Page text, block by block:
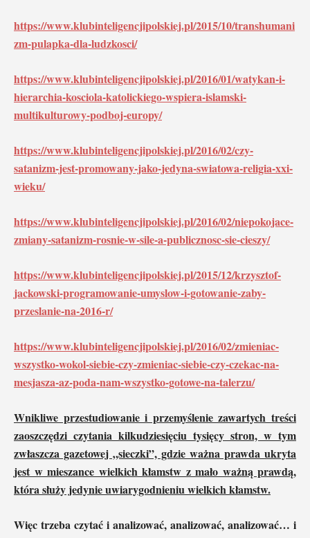
https://www.klubinteligencjipolskiej.pl/2015/10/transhumani
zm-pulapka-dla-ludzkosci/
https://www.klubinteligencjipolskiej.pl/2016/01/watykan-i-
hierarchia-kosciola-katolickiego-wspiera-islamski-
multikulturowy-podboj-europy/
https://www.klubinteligencjipolskiej.pl/2016/02/czy-
satanizm-jest-promowany-jako-jedyna-swiatowa-religia-xxi-
wieku/
https://www.klubinteligencjipolskiej.pl/2016/02/niepokojace-
zmiany-satanizm-rosnie-w-sile-a-publicznosc-sie-cieszy/
https://www.klubinteligencjipolskiej.pl/2015/12/krzysztof-
jackowski-programowanie-umyslow-i-gotowanie-zaby-
przeslanie-na-2016-r/
https://www.klubinteligencjipolskiej.pl/2016/02/zmieniac-
wszystko-wokol-siebie-czy-zmieniac-siebie-czy-czekac-na-
mesjasza-az-poda-nam-wszystko-gotowe-na-talerzu/
Wnikliwe przestudiowanie i przemyślenie zawartych treści
zaoszczędzi czytania kilkudziesięciu tysięcy stron, w tym
zwłaszcza gazetowej „sieczki”, gdzie ważna prawda ukryta
jest w mieszance wielkich kłamstw z mało ważną prawdą,
która służy jedynie uwiarygodnieniu wielkich kłamstw.
Więc trzeba czytać i analizować, analizować, analizować… i